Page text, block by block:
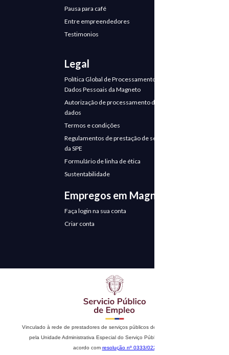
Pausa para café
Entre empreendedores
Testimonios
Legal
Política Global de Processamento de
Dados Pessoais da Magneto
Autorização de processamento de
dados
Termos e condições
Regulamentos de prestação de serviços
da SPE
Formulário de linha de ética
Sustentabilidade
Empregos em Magneto
Faça login na sua conta
Criar conta
Vinculado à rede de prestadores de serviços públicos de emprego. Autorizado
pela Unidade Administrativa Especial do Serviço Público de Emprego de
acordo com resolução nº 0333/022